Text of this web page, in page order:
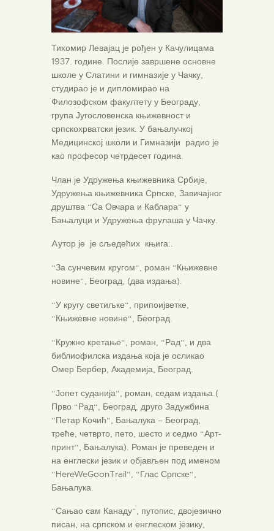
Тихомир Левајац је рођен у Качулицама
1937. године. Послије завршене основне
школе у Слатини и гимназије у Чачку,
студирао je и дипломирао на
Филозофском факултету у Београду,
група Југословенска књижевност и
српскохрватски језик. У бањалучкој
Медицинској школи и Гимназији радио је
као професор четрдесет година.
Члан је Удружења књижевника Србије,
Удружења књижевника Српске, Завичајног
друштва “Са Овчара и Каблара“ у
Бањалуци и Удружења фрулаша у Чачку.
Aутор је је сљедећих књига:.
“За сунчевим кругом“, роман “Књижевне
новине“, Београд, (два издања).
“У кругу светиљке“, припоијветке,
“Књижевне новине“, Београд.
“Кружно кретање“, роман, “Рад“, и два
библиофилска издања која је осликао
Омер Бербер, Академија, Београд.
“Јопет суданија“, роман, седам издања.(
Прво “Рад“, Београд, друго Задужбина
“Петар Кочић“, Бањалука – Београд,
треће, четврто, пето, шесто и седмо “Арт-
принт“, Бањалука). Роман је преведен и
на енглески језик и објављен под именом
“HereWeGoonTrail“, “Глас Српске“,
Бањалука.
“Сањао сам Канаду“, путопис, двојезично
писан, на српском и енглеском језику,